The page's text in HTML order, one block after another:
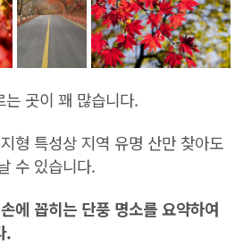
곳이 꽤 많습니다.
형 특성상 지역 유명 산만 찾아도
수 있습니다.
에 꼽히는 단풍 명소를 요약하여
.